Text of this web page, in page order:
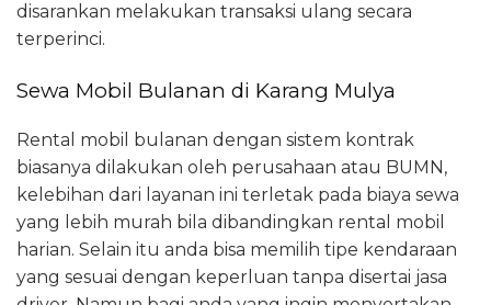
disarankan melakukan transaksi ulang secara
terperinci.
Sewa Mobil Bulanan di Karang Mulya
Rental mobil bulanan dengan sistem kontrak
biasanya dilakukan oleh perusahaan atau BUMN,
kelebihan dari layanan ini terletak pada biaya sewa
yang lebih murah bila dibandingkan rental mobil
harian. Selain itu anda bisa memilih tipe kendaraan
yang sesuai dengan keperluan tanpa disertai jasa